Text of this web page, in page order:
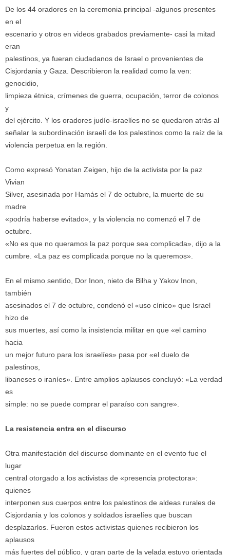
De los 44 oradores en la ceremonia principal -algunos presentes
en el
escenario y otros en videos grabados previamente- casi la mitad
eran
palestinos, ya fueran ciudadanos de Israel o provenientes de
Cisjordania y Gaza. Describieron la realidad como la ven:
genocidio,
limpieza étnica, crímenes de guerra, ocupación, terror de colonos
y
del ejército. Y los oradores judío-israelíes no se quedaron atrás al
señalar la subordinación israelí de los palestinos como la raíz de la
violencia perpetua en la región.
Como expresó Yonatan Zeigen, hijo de la activista por la paz
Vivian
Silver, asesinada por Hamás el 7 de octubre, la muerte de su
madre
«podría haberse evitado», y la violencia no comenzó el 7 de
octubre.
«No es que no queramos la paz porque sea complicada», dijo a la
cumbre. «La paz es complicada porque no la queremos».
En el mismo sentido, Dor Inon, nieto de Bilha y Yakov Inon,
también
asesinados el 7 de octubre, condenó el «uso cínico» que Israel
hizo de
sus muertes, así como la insistencia militar en que «el camino
hacia
un mejor futuro para los israelíes» pasa por «el duelo de
palestinos,
libaneses o iraníes». Entre amplios aplausos concluyó: «La verdad
es
simple: no se puede comprar el paraíso con sangre».
La resistencia entra en el discurso
Otra manifestación del discurso dominante en el evento fue el
lugar
central otorgado a los activistas de «presencia protectora»:
quienes
interponen sus cuerpos entre los palestinos de aldeas rurales de
Cisjordania y los colonos y soldados israelíes que buscan
desplazarlos. Fueron estos activistas quienes recibieron los
aplausos
más fuertes del público, y gran parte de la velada estuvo orientada